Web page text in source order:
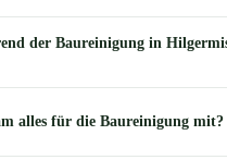
der Baureinigung in
alles für die Baureinigung mit?